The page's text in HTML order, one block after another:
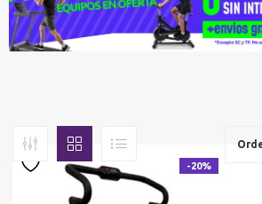
-20%